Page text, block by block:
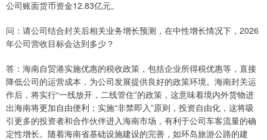
公司账面货币资金12.83亿元。
问：请公司结合封关后相关业务增长预测，在中性增长情况下，2026
年公司营收目标会达到多少？
答：海南自贸港实施优惠的税收政策，包括企业所得税优惠等，直接
降低公司的运营成本，为公司发展提供良好的政策环境。海南封关运
作后，将实行“一线放开，二线管住”的政策，这意味着境内外货物进
出海南将更加自由便利；实施“非禁即入”原则，投资自由化，这将吸
引更多的投资者和合作伙伴进入海南市场，有利于公司车客流量的确
定性增长。随着海南省基础设施建设的完善，如环岛旅游公路的建